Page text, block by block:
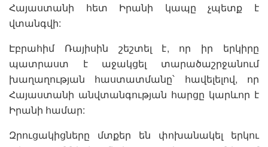
Հայաստանի հետ Իրանի կապը չպետք է
վտանգվի:
Էբրահիմ Ռայիսին շեշտել է, որ իր երկիրը
պատրաստ է աջակցել տարածաշրջանում
խաղաղության հաստատմանը՝ հավելելով, որ
Հայաստանի անվտանգության հարցը կարևոր է
Իրանի համար:
Զրուցակիցները մտքեր են փոխանակել երկու